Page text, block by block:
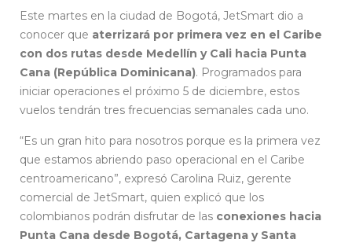
Este martes en la ciudad de Bogotá, JetSmart dio a
conocer que aterrizará por primera vez en el Caribe
con dos rutas desde Medellín y Cali hacia Punta
Cana (República Dominicana). Programados para
iniciar operaciones el próximo 5 de diciembre, estos
vuelos tendrán tres frecuencias semanales cada uno.
“Es un gran hito para nosotros porque es la primera vez
que estamos abriendo paso operacional en el Caribe
centroamericano”, expresó Carolina Ruiz, gerente
comercial de JetSmart, quien explicó que los
colombianos podrán disfrutar de las conexiones hacia
Punta Cana desde Bogotá, Cartagena y Santa